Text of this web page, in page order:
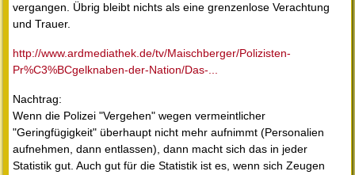
vergangen. Übrig bleibt nichts als eine grenzenlose Verachtung
und Trauer.
http://www.ardmediathek.de/tv/Maischberger/Polizisten-
Pr%C3%BCgelknaben-der-Nation/Das-...
Nachtrag:
Wenn die Polizei "Vergehen" wegen vermeintlicher
"Geringfügigkeit" überhaupt nicht mehr aufnimmt (Personalien
aufnehmen, dann entlassen), dann macht sich das in jeder
Statistik gut. Auch gut für die Statistik ist es, wenn sich Zeugen